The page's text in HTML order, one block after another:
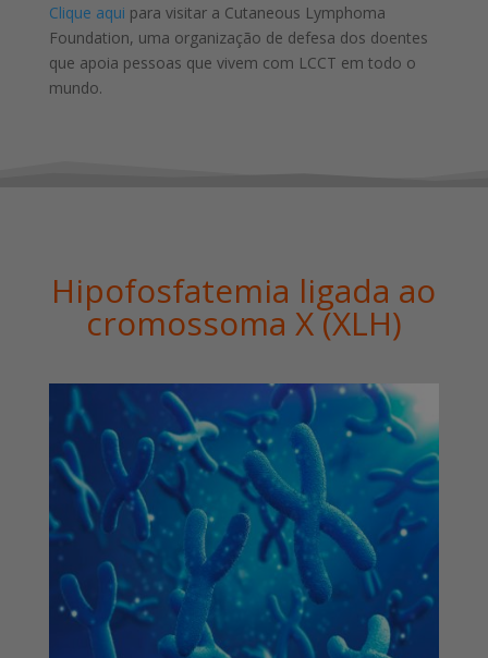
Clique aqui para visitar a Cutaneous Lymphoma
Foundation, uma organização de defesa dos doentes
que apoia pessoas que vivem com LCCT em todo o
mundo.
Hipofosfatemia ligada ao
cromossoma X (XLH)